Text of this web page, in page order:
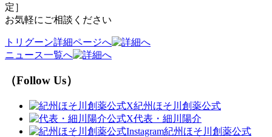
定］
お気軽にご相談ください
トリグーン詳細ページへ
ニュース一覧へ
（Follow Us）
紀州ほそ川創薬公式
代表・細川陽介
紀州ほそ川創薬公式